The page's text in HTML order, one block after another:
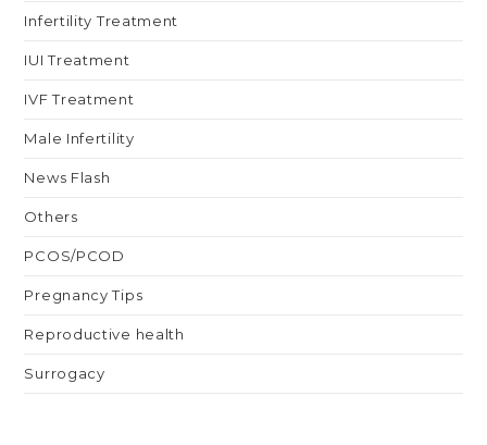
Infertility Treatment
IUI Treatment
IVF Treatment
Male Infertility
News Flash
Others
PCOS/PCOD
Pregnancy Tips
Reproductive health
Surrogacy